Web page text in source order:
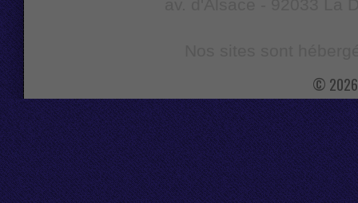
© 2026